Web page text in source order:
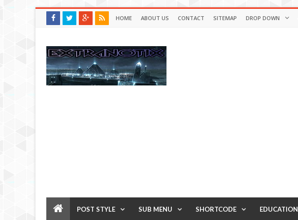
HOME ABOUT US CONTACT SITEMAP DROP DOWN
POST STYLE SUB MENU SHORTCODE EDUCATION